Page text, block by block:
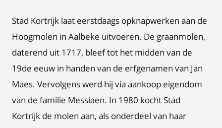
Stad Kortrijk laat eerstdaags opknapwerken aan de
Hoogmolen in Aalbeke uitvoeren. De graanmolen,
daterend uit 1717, bleef tot het midden van de
19de eeuw in handen van de erfgenamen van Jan
Maes. Vervolgens werd hij via aankoop eigendom
van de familie Messiaen. In 1980 kocht Stad
Kortrijk de molen aan, als onderdeel van haar